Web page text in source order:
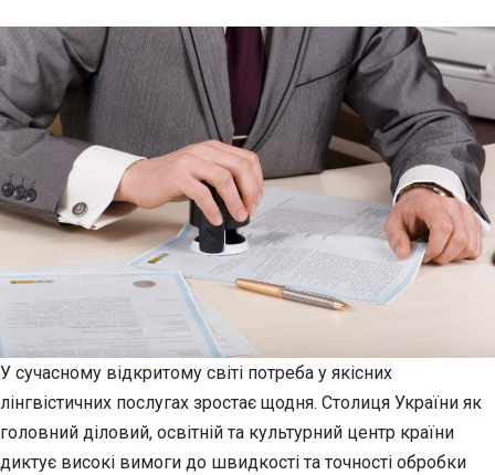
У сучасному відкритому світі потреба у якісних
лінгвістичних послугах зростає щодня. Столиця України як
головний діловий, освітній та культурний центр країни
диктує високі вимоги до швидкості та точності обробки